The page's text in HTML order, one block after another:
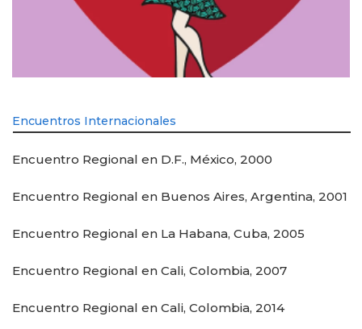
Encuentros Internacionales
Encuentro Regional en D.F., México, 2000
Encuentro Regional en Buenos Aires, Argentina, 2001
Encuentro Regional en La Habana, Cuba, 2005
Encuentro Regional en Cali, Colombia, 2007
Encuentro Regional en Cali, Colombia, 2014